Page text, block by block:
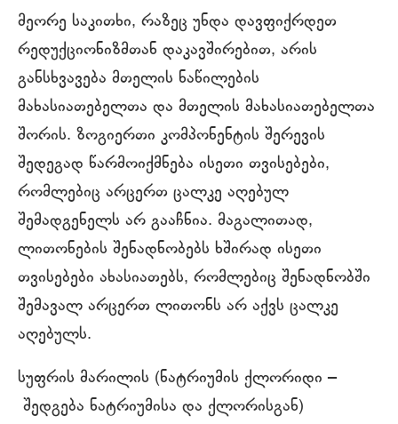
მეორე საკითხი, რაზეც უნდა დავფიქრდეთ
რედუქციონიზმთან დაკავშირებით, არის
განსხვავება მთელის ნაწილების
მახასიათებელთა და მთელის მახასიათებელთა
შორის. ზოგიერთი კომპონენტის შერევის
შედეგად წარმოიქმნება ისეთი თვისებები,
რომლებიც არცერთ ცალკე აღებულ
შემადგენელს არ გააჩნია. მაგალითად,
ლითონების შენადნობებს ხშირად ისეთი
თვისებები ახასიათებს, რომლებიც შენადნობში
შემავალ არცერთ ლითონს არ აქვს ცალკე
აღებულს.
სუფრის მარილის (ნატრიუმის ქლორიდი ‒
შედგება ნატრიუმისა და ქლორისგან)